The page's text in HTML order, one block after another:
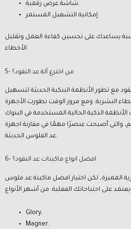
شاشة عرض رقمية.
إمكانية التشغيل المستمر.
يساعدك على تحسين كفاءة العمل وتقليل
الأخطاء.
5- من اخترع آلة عد النقود؟
مع تطور الأنظمة البنكية الحديثة لتسهيل
البشرية. ومع مرور الوقت تطورت الأجهزة
الذكية الحالية المستخدمة في البنوك
والتي أصبحت عنصرًا مهمًا في مقارنة اجهزة
عد الفلوس الحديثة.
6- افضل انواع ماكينات عد النقود؟
المميزة، لكن اختيار افضل ماكينة عد فلوس
Glory.
Magner.